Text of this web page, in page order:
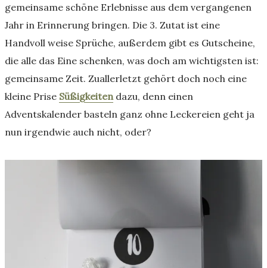
gemeinsame schöne Erlebnisse aus dem vergangenen
Jahr in Erinnerung bringen. Die 3. Zutat ist eine
Handvoll weise Sprüche, außerdem gibt es Gutscheine,
die alle das Eine schenken, was doch am wichtigsten ist:
gemeinsame Zeit. Zuallerletzt gehört doch noch eine
kleine Prise Süßigkeiten dazu, denn einen
Adventskalender basteln ganz ohne Leckereien geht ja
nun irgendwie auch nicht, oder?